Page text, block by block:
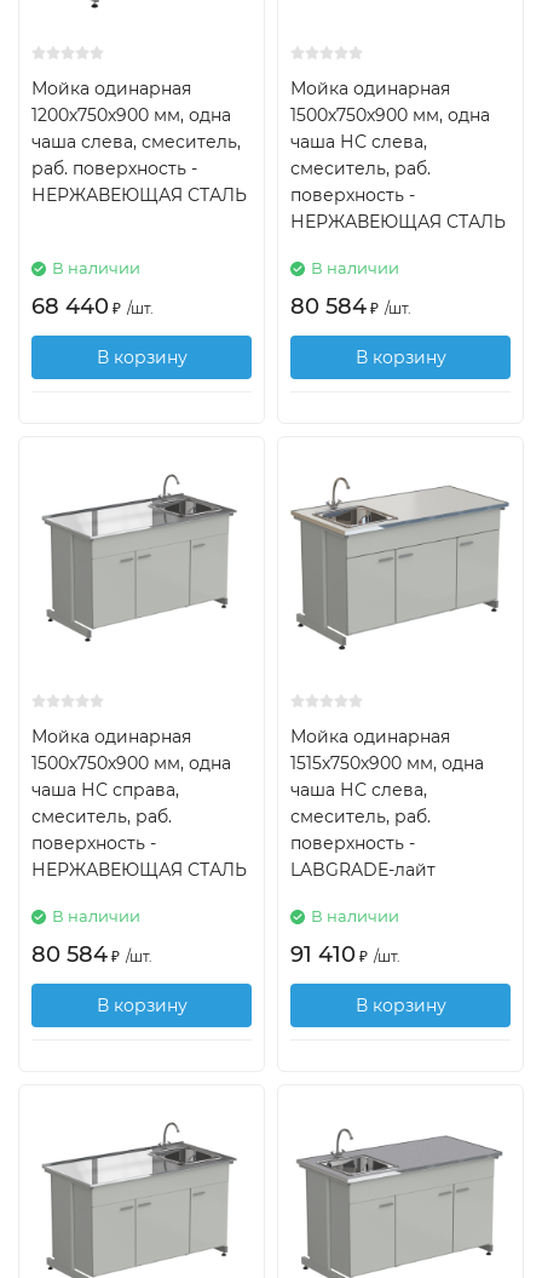
Мойка одинарная
1200х750х900 мм, одна
чаша слева, смеситель,
раб. поверхность -
НЕРЖАВЕЮЩАЯ СТАЛЬ
В наличии
68 440 ₽ /шт.
В корзину
Мойка одинарная
1500х750х900 мм, одна
чаша НС слева,
смеситель, раб.
поверхность -
НЕРЖАВЕЮЩАЯ СТАЛЬ
В наличии
80 584 ₽ /шт.
В корзину
Мойка одинарная
1500х750х900 мм, одна
чаша НС справа,
смеситель, раб.
поверхность -
НЕРЖАВЕЮЩАЯ СТАЛЬ
В наличии
80 584 ₽ /шт.
В корзину
Мойка одинарная
1515х750х900 мм, одна
чаша НС слева,
смеситель, раб.
поверхность -
LABGRADE-лайт
В наличии
91 410 ₽ /шт.
В корзину